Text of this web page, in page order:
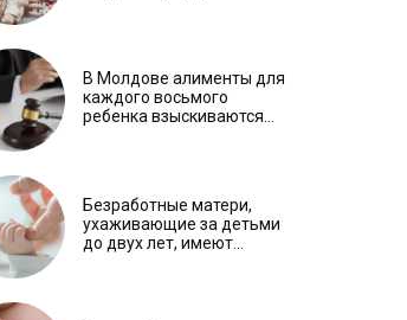
В Молдове алименты для
каждого восьмого
ребенка взыскиваются
Безработные матери,
ухаживающие за детьми
до двух лет, имеют